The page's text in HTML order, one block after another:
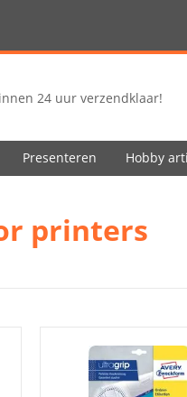
24 uur verzendklaar!
Presenteren Hobby
printers